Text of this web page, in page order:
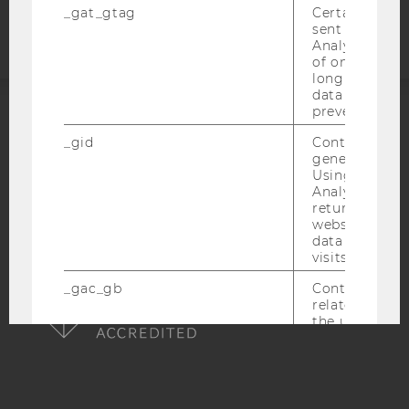
AMBA
_gat_gtag
Certain data
sent to
Analytics a
of once per
long as it is
data
prevented.
_gid
Contains a
generated
Using this
Analytics can
returning
website and
data from
visits.
_gac_gb
Contains
related
the user. If